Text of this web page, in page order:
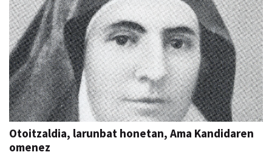
Otoitzaldia, larunbat honetan, Ama Kandidaren
omenez